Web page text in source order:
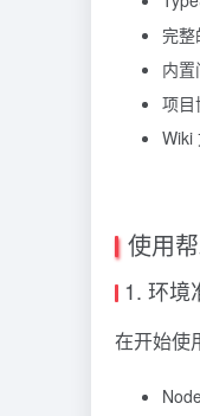
完整
内
项目
Wiki
使用
1. 环境
在开始使